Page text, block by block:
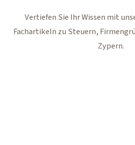
Vertiefen Sie Ihr Wissen mit
Fachartikeln zu Steuern,
Zypern.